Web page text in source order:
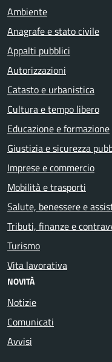
Ambiente
Anagrafe e stato civile
Appalti pubblici
Autorizzazioni
Catasto e urbanistica
Cultura e tempo libero
Educazione e formazione
Giustizia e sicurezza
Imprese e commercio
Mobilità e trasporti
Salute, benessere e
Tributi, finanze e
Turismo
Vita lavorativa
NOVITÀ
Notizie
Comunicati
Avvisi